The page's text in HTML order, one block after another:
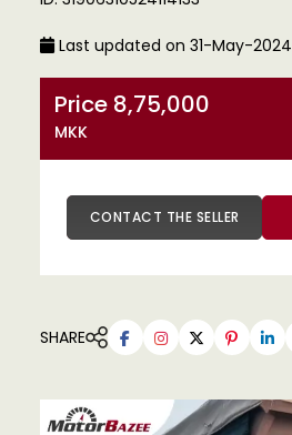
Last updated on 31-May-2024
Price 8,75,000
MKK
CONTACT THE SELLER
SHARE